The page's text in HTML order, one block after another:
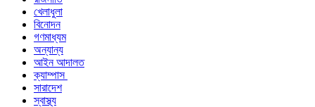
খেলাধুলা
বিনোদন
গণমাধ্যম
অন্যান্য
আইন আদালত
ক্যাম্পাস
সারাদেশ
স্বাস্থ্য